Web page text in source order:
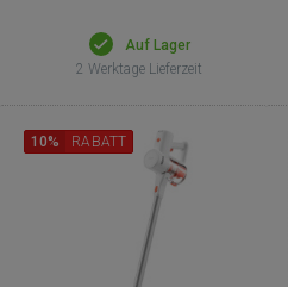
Auf Lager
2 Werktage Lieferzeit
10% RABATT